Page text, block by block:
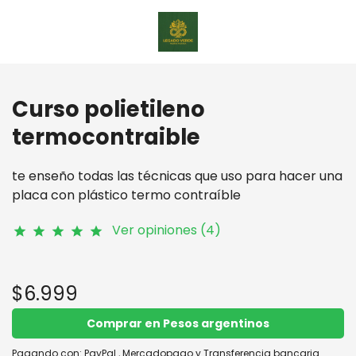
Curso polietileno
termocontraible
te enseño todas las técnicas que uso para hacer una
placa con plástico termo contraíble
star star star star star Ver opiniones (4)
$6.999
Comprar en Pesos argentinos
Pagando con: PayPal ,MercadopagoyTransferencia bancaria